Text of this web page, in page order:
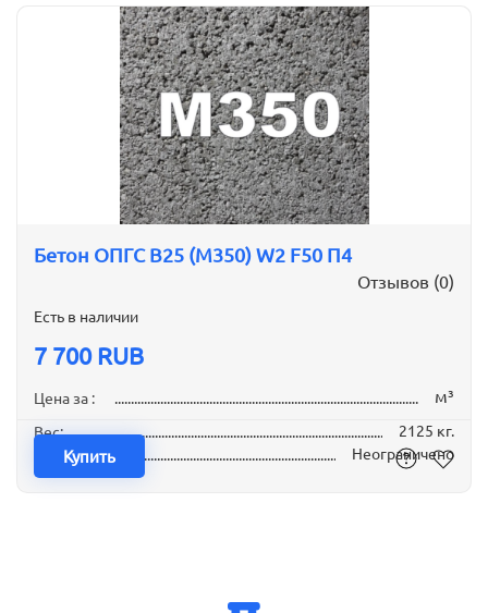
Бетон ОПГС B25 (М350) W2 F50 П4
Отзывов (0)
Есть в наличии
7 700 RUB
Цена за : м³
Вес:
2125 кг.
Наличие:
Неограничено
Купить